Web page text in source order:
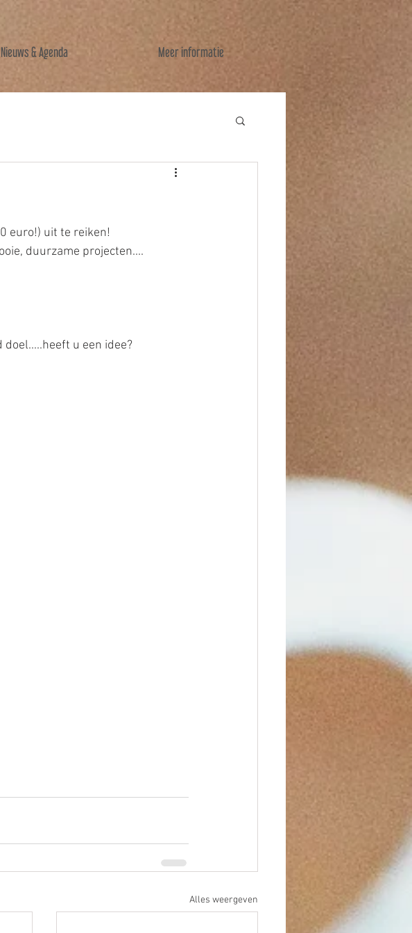
Nieuws & Agenda Meer informatie
euro!) uit te reiken!
duurzame projecten....
u een idee?
Alles weergeven